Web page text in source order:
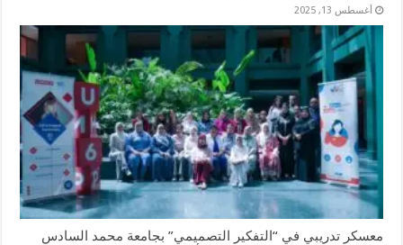
أغسطس 13, 2025
معسكر تدريبي في “التفكير التصميمي” بجامعة محمد السادس